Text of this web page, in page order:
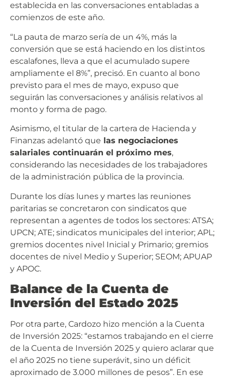
establecida en las conversaciones entabladas a
comienzos de este año.
“La pauta de marzo sería de un 4%, más la
conversión que se está haciendo en los distintos
escalafones, lleva a que el acumulado supere
ampliamente el 8%”, precisó. En cuanto al bono
previsto para el mes de mayo, expuso que
seguirán las conversaciones y análisis relativos al
monto y forma de pago.
Asimismo, el titular de la cartera de Hacienda y
Finanzas adelantó que las negociaciones
salariales continuarán el próximo mes,
considerando las necesidades de los trabajadores
de la administración pública de la provincia.
Durante los días lunes y martes las reuniones
paritarias se concretaron con sindicatos que
representan a agentes de todos los sectores: ATSA;
UPCN; ATE; sindicatos municipales del interior; APL;
gremios docentes nivel Inicial y Primario; gremios
docentes de nivel Medio y Superior; SEOM; APUAP
y APOC.
Balance de la Cuenta de
Inversión del Estado 2025
Por otra parte, Cardozo hizo mención a la Cuenta
de Inversión 2025: “estamos trabajando en el cierre
de la Cuenta de Inversión 2025 y quiero aclarar que
el año 2025 no tiene superávit, sino un déficit
aproximado de 3.000 millones de pesos”. En ese